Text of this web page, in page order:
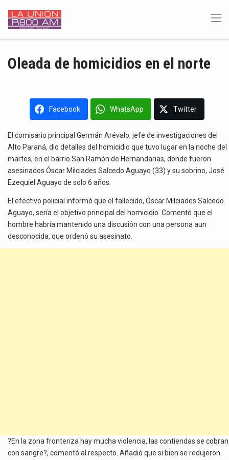
Oleada de homicidios en el norte
Facebook WhatsApp Twitter
El comisario principal Germán Arévalo, jefe de investigaciones del
Alto Paraná, dio detalles del homicidio que tuvo lugar en la noche del
martes, en el barrio San Ramón de Hernandarias, donde fueron
asesinados Óscar Milciades Salcedo Aguayo (33) y su sobrino, José
Ezequiel Aguayo de solo 6 años.
El efectivo policial informó que el fallecido, Óscar Milciades Salcedo
Aguayo, sería el objetivo principal del homicidio. Comentó que el
hombre habría mantenido una discusión con una persona aun
desconocida, que ordenó su asesinato.
?En la zona fronteriza hay mucha violencia, las contiendas se cobran
con sangre?, comentó al respecto. Añadió que si bien se redujeron